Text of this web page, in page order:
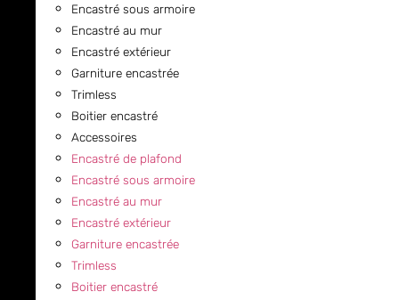
Encastré sous armoire
Encastré au mur
Encastré extérieur
Garniture encastrée
Trimless
Boitier encastré
Accessoires
Encastré de plafond
Encastré sous armoire
Encastré au mur
Encastré extérieur
Garniture encastrée
Trimless
Boitier encastré